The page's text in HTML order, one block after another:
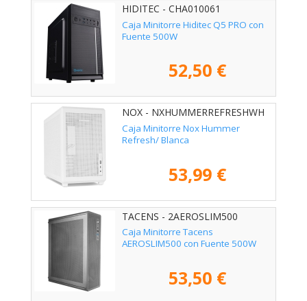
HIDITEC - CHA010061
Caja Minitorre Hiditec Q5 PRO con
Fuente 500W
52,50 €
NOX - NXHUMMERREFRESHWH
Caja Minitorre Nox Hummer
Refresh/ Blanca
53,99 €
TACENS - 2AEROSLIM500
Caja Minitorre Tacens
AEROSLIM500 con Fuente 500W
53,50 €